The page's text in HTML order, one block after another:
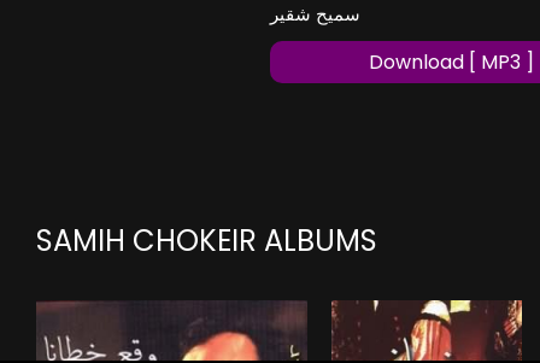
سميح شقير
Download [ MP3 ]
SAMIH CHOKEIR ALBUMS